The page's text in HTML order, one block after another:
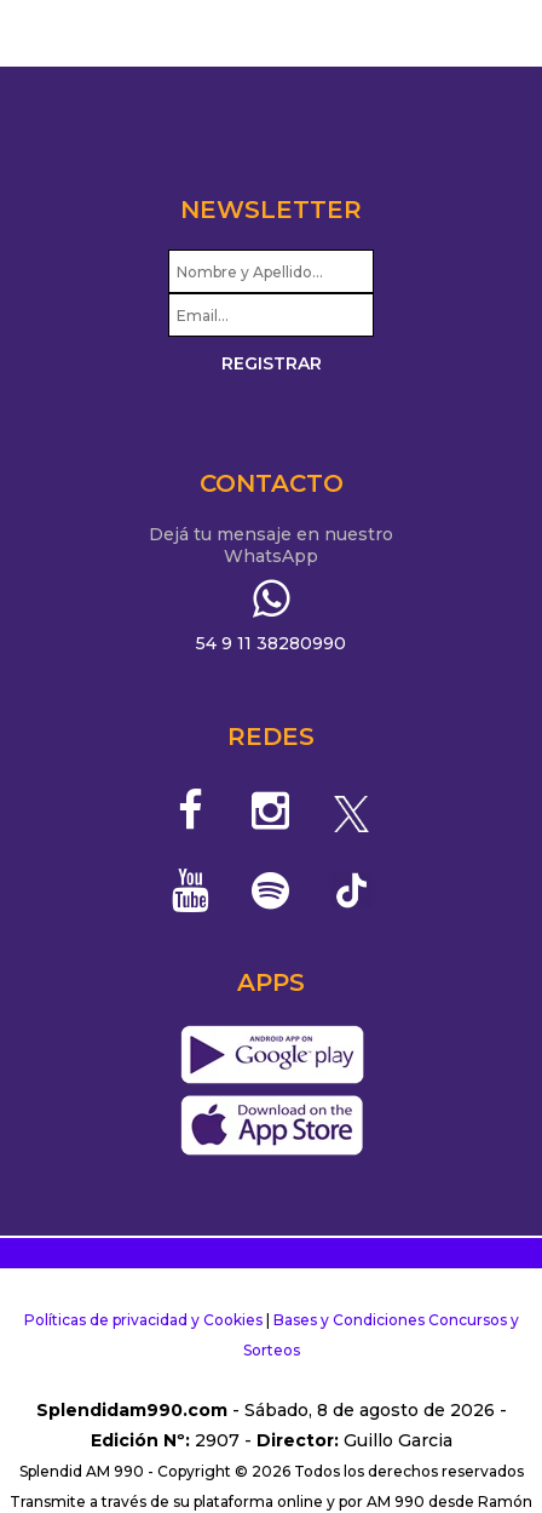
NEWSLETTER
CONTACTO
Dejá tu mensaje en nuestro
WhatsApp
54 9 11 38280990
REDES
APPS
Políticas de privacidad y Cookies| Bases y Condiciones Concursos y
Sorteos
Splendidam990.com- Sábado, 8 de agosto de 2026 -
Edición Nº:2907 - Director:Guillo Garcia
Splendid AM 990 - Copyright © 2026 Todos los derechos reservados
Transmite a través de su plataforma online y por AM 990 desde Ramón